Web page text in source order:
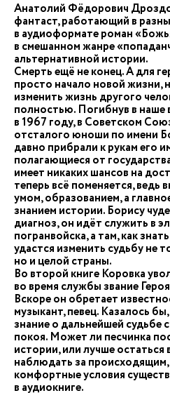
Анатолий Фёдорович
фантаст, работающий в
в аудиоформате роман
в смешанном жанре
альтернативной истории.
Смерть ещё не конец. А для
просто начало новой жизни,
изменить жизнь другого
полностью. Погибнув в наше
в 1967 году, в Советском
отсталого юноши по имени
давно прибрали к рукам его
полагающиеся от
имеет никаких шансов на
теперь всё поменяется, ведь
умом, образованием, а
знанием истории. Борису
диагноз, он идёт служить в
погранвойска, а там, как
удастся изменить судьбу не
но и целой страны.
Во второй книге Коровка
во время службы звание
Вскоре он обретает
музыкант, певец. Казалось
знание о дальнейшей судьбе
покоя. Может ли песчинка
истории, или лучше остаться
наблюдать за происходящим,
комфортные условия
в аудиокниге.